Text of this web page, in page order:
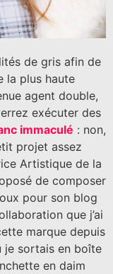
de gris afin de
la plus haute
agent double,
exécuter des
immaculé : non,
projet assez
Artistique de la
de composer
pour son blog
que j’ai
marque depuis
je sortais en boîte
en daim